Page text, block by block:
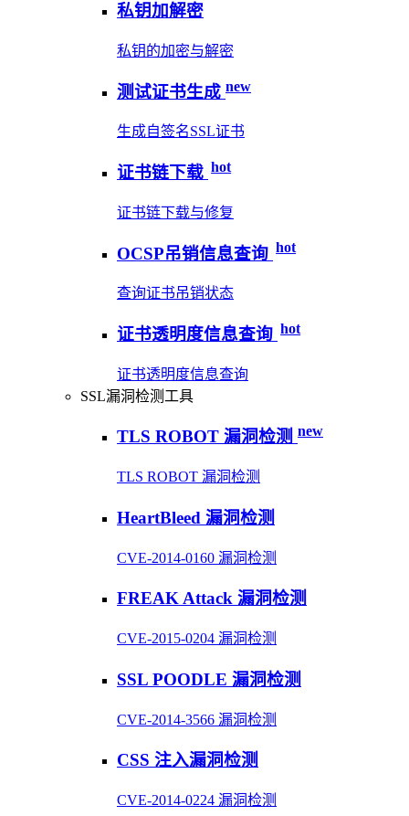
私钥加解密
私钥的加密与解密
测试证书生成 new
生成自签名SSL证书
证书链下载 hot
证书链下载与修复
OCSP吊销信息查询 hot
查询证书吊销状态
证书透明度信息查询 hot
证书透明度信息查询
SSL漏洞检测工具
TLS ROBOT 漏洞检测 new
TLS ROBOT 漏洞检测
HeartBleed 漏洞检测
CVE-2014-0160 漏洞检测
FREAK Attack 漏洞检测
CVE-2015-0204 漏洞检测
SSL POODLE 漏洞检测
CVE-2014-3566 漏洞检测
CSS 注入漏洞检测
CVE-2014-0224 漏洞检测